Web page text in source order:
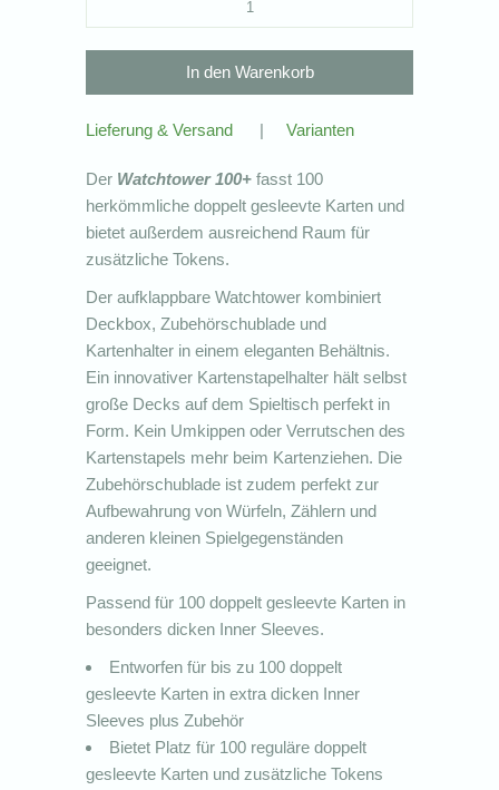
Lieferung & Versand | Varianten
Der Watchtower 100+ fasst 100
herkömmliche doppelt gesleevte Karten und
bietet außerdem ausreichend Raum für
zusätzliche Tokens.
Der aufklappbare Watchtower kombiniert
Deckbox, Zubehörschublade und
Kartenhalter in einem eleganten Behältnis.
Ein innovativer Kartenstapelhalter hält selbst
große Decks auf dem Spieltisch perfekt in
Form. Kein Umkippen oder Verrutschen des
Kartenstapels mehr beim Kartenziehen. Die
Zubehörschublade ist zudem perfekt zur
Aufbewahrung von Würfeln, Zählern und
anderen kleinen Spielgegenständen
geeignet.
Passend für 100 doppelt gesleevte Karten in
besonders dicken Inner Sleeves.
Entworfen für bis zu 100 doppelt
gesleevte Karten in extra dicken Inner
Sleeves plus Zubehör
Bietet Platz für 100 reguläre doppelt
gesleevte Karten und zusätzliche Tokens